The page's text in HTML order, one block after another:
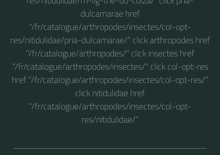
dulcamarae href
"/fr/catalogue/arthropodes/insectes/col-opt-
res/nitidulidae/pria-dulcamarae/" click arthropodes href
"/fr/catalogue/arthropodes/" click insectes href
"/fr/catalogue/arthropodes/insectes/" click col-opt-res
href "/fr/catalogue/arthropodes/insectes/col-opt-res/"
click nitidulidae href
"/fr/catalogue/arthropodes/insectes/col-opt-
res/nitidulidae/"